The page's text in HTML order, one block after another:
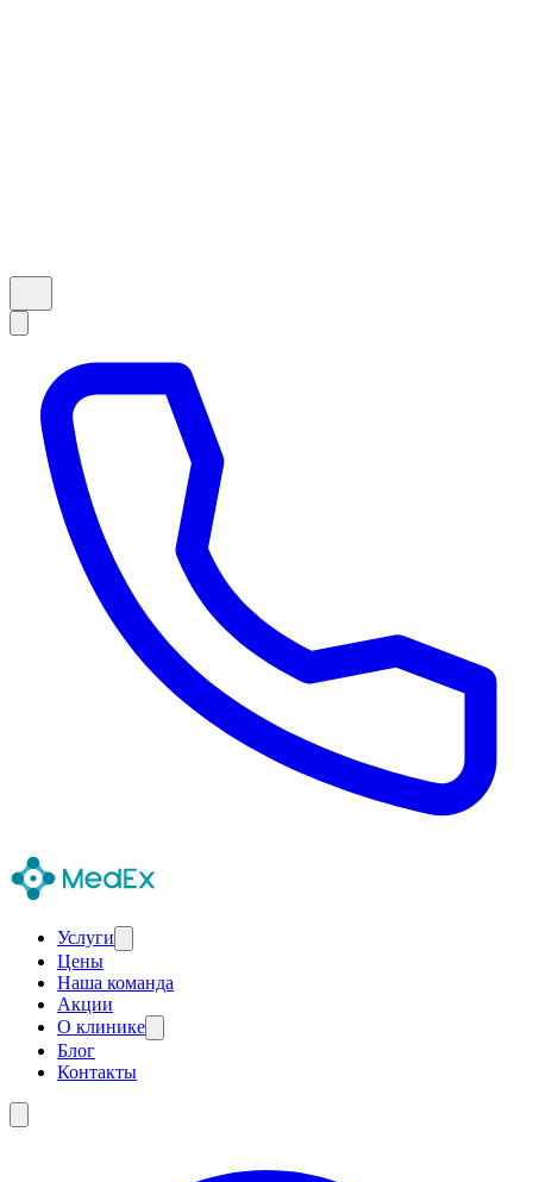
Услуги
Цены
Наша команда
Акции
О клинике
Блог
Контакты